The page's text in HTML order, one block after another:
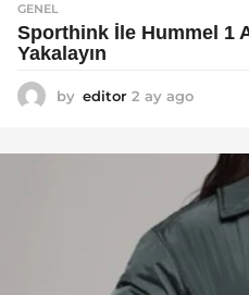
GENEL
Sporthink İle Hummel 1
Yakalayın
by editor 2 ay ago
a
g
o